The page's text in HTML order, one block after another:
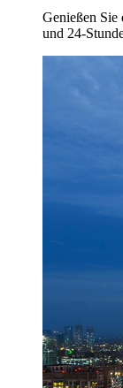
Genießen Sie
und 24-